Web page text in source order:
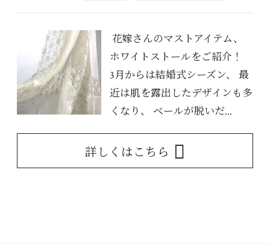
花嫁さんのマストアイテム、
ホワイトストールをご紹介！
3月からは結婚式シーズン、 最
近は肌を露出したデザインも多
くなり、 ベールが脱いだ...
詳しくはこちら